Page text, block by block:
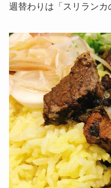
週替わりは「スリランカ